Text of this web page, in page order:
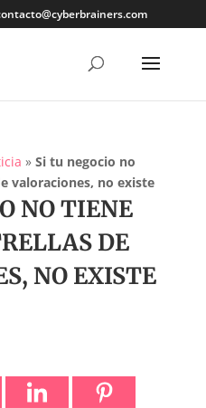
» Si tu negocio no
valoraciones, no existe
NO TIENE
DE
NO EXISTE